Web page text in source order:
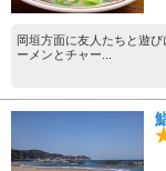
岡垣方面に友人たちと遊
ーメンとチャー...